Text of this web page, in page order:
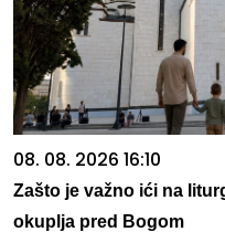
08. 08. 2026 16:10
Zašto je važno ići na
okuplja pred Bogom